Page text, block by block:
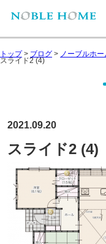
トップ> ブログ > ノーブルホ
スライド2 (4)
2021.09.20
スライド2 (4)